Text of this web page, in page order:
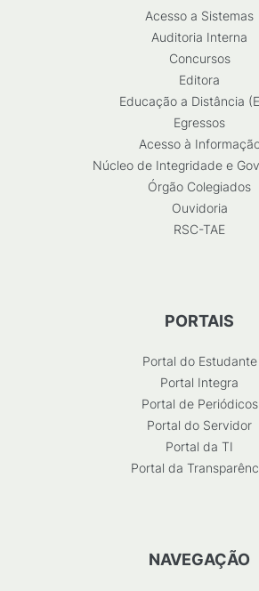
Acesso a Sistemas
Auditoria Interna
Concursos
Editora
Educação a Distância
Egressos
Acesso à
Núcleo de Integridade e
Órgão Colegiados
Ouvidoria
RSC-TAE
PORTAIS
Portal do Estudante
Portal Integra
Portal de Periódicos
Portal do Servidor
Portal da TI
Portal da
NAVEGAÇÃO